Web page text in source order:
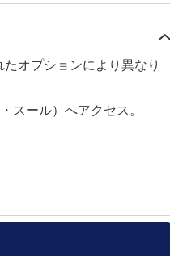
オプションにより異なり
スール）へアクセス。